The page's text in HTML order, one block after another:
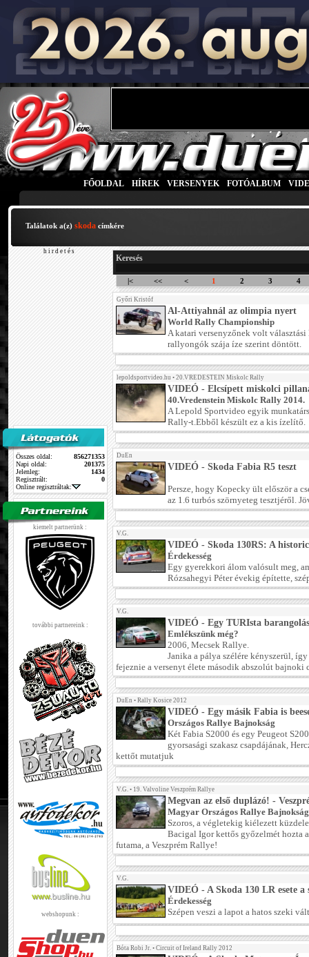
FŐOLDAL HÍREK VERSENYEK FOTÓALBUM
Találatok a(z)skoda címkére
h i r d e t é s
Összes oldal:
856271353
Napi oldal:
201375
Jelenleg:
1434
Regisztrált:
0
Online regisztráltak:
kiemelt partnerünk :
további partnereink :
webshopunk :
Keresés
|< << < 1 2 3 4
Győri Kristóf
Al-Attiyahnál az olimpia nyert
World Rally Championship
A katari versenyzőnek volt választási
rallyongók szája íze szerint döntött.
lepoldsportvideo.hu • 20.VREDESTEIN Miskolc Rally
VIDEÓ - Elcsípett miskolci
40.Vredenstein Miskolc Rally 2014.
A Lepold Sportvideo egyik
Rally-t.Ebből készült ez a kis ízelítő.
DuEn
VIDEÓ - Skoda Fabia R5 teszt
Persze, hogy Kopecky ült először a
az 1.6 turbós szörnyeteg tesztjéről.
V.G.
VIDEÓ - Skoda 130RS: A
Érdekesség
Egy gyerekkori álom valósult meg,
Rózsahegyi Péter évekig építette,
V.G.
VIDEÓ - Egy TURIsta
Emlékszünk még?
2006, Mecsek Rallye.
Janika a pálya szélére kényszerül,
fejeznie a versenyt élete második abszolút bajnoki
DuEn • Rally Kosice 2012
VIDEÓ - Egy másik Fabia is
Országos Rallye Bajnokság
Két Fabia S2000 és egy Peugeot
gyorsasági szakasz csapdájának,
kettőt mutatjuk
V.G. • 19. Valvoline Veszprém Rallye
Megvan az első duplázó! -
Magyar Országos Rallye Bajnokság
Szoros, a végletekig kiélezett
Bacigal Igor kettős győzelmét hozta
futama, a Veszprém Rallye!
V.G.
VIDEÓ - A Skoda 130 LR esete
Érdekesség
Szépen veszi a lapot a hatos szeki
Bóta Robi Jr. • Circuit of Ireland Rally 2012